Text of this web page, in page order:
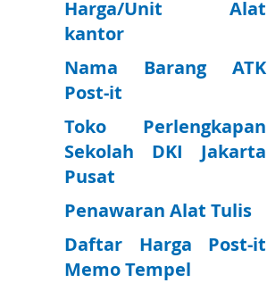
Harga/Unit Alat
kantor
Nama Barang ATK
Post-it
Toko Perlengkapan
Sekolah DKI Jakarta
Pusat
Penawaran Alat Tulis
Daftar Harga Post-it
Memo Tempel